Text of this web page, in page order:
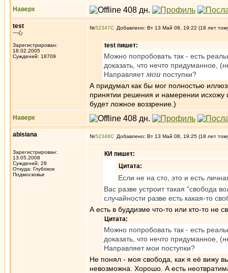
Наверх
test
一心
Зарегистрирован:
18.02.2005
Суждений: 18709
№52347 Добавлено: Вт 13 Май 08, 19:22 (18 лет
test пишет:
Можно попробовать так - есть
доказать, что нечто придуманное,
Направляетмои поступки?
А придумал как бы мог полностью
принятии решения и намерении исхожу
будет ложное воззрение.)
Наверх
abisiana
Зарегистрирован:
13.05.2008
Суждений: 28
Откуда: Глубокое
Подмосковье
№52348 Добавлено: Вт 13 Май 08, 19:25 (18 лет
КИ пишет:
Цитата:
Если не на сто, это и есть
Вас разве устроит такая "свобода
случайности разве есть какая-то
А есть в буддизме что-то или кто-то не
Цитата:
Можно попробовать так - есть
доказать, что нечто придуманное,
Направляет мои поступки?
Не понял - моя свобода, как я её вижу
невозможна. Хорошо. А есть